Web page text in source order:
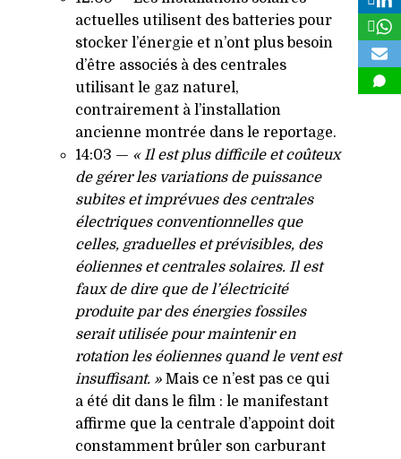
actuelles utilisent des batteries pour
stocker l’énergie et n’ont plus besoin
d’être associés à des centrales
utilisant le gaz naturel,
contrairement à l’installation
ancienne montrée dans le reportage.
14:03 — « Il est plus difficile et coûteux
de gérer les variations de puissance
subites et imprévues des centrales
électriques conventionnelles que
celles, graduelles et prévisibles, des
éoliennes et centrales solaires. Il est
faux de dire que de l’électricité
produite par des énergies fossiles
serait utilisée pour maintenir en
rotation les éoliennes quand le vent est
insuffisant. » Mais ce n’est pas ce qui
a été dit dans le film : le manifestant
affirme que la centrale d’appoint doit
constamment brûler son carburant